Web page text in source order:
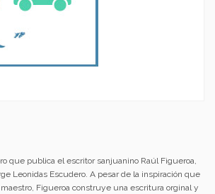
que publica el escritor sanjuanino Raúl Figueroa,
Leonidas Escudero. A pesar de la inspiración que
Figueroa construye una escritura orginal y